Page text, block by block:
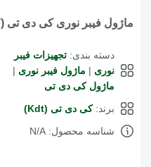
ماژول فیبر نوری کی دی تی (KDT) مدل KG-GLC20BiDi
دسته بندی:تجهیزات فیبر
نوری | ماژول فیبر نوری |
ماژول کی دی تی
برند:کی دی تی (Kdt)
شناسه محصول: N/A